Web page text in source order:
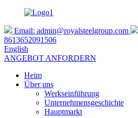
Email: admin@royalsteelgroup.com
8613652091506
English
ANGEBOT ANFORDERN
Heim
Über uns
Werkseinführung
Unternehmensgeschichte
Hauptmarkt